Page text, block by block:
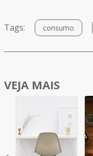
Tags: consumo
VEJA MAIS